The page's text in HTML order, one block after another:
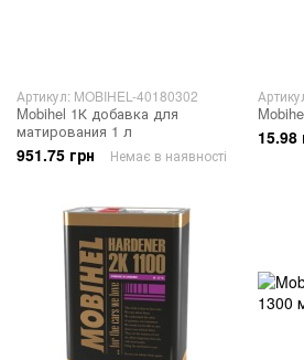
Артикул: MOBIHEL-40180302
Mobihel 1К добавка для
матирования 1 л
951.75 грн Немає в наявності
15.98